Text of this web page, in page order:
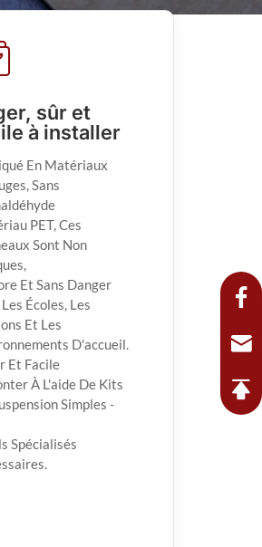
sûr et
à installer
En Matériaux
Sans
PET, Ces
Sont Non
Et Sans Danger
Les Écoles, Les
Et Les
D'accueil.
Et Facile
À L'aide De Kits
Simples -
Spécialisés